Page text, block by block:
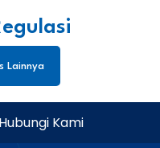
Lainnya
Hubungi Kami